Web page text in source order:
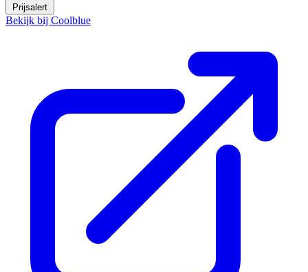
Prijsalert
Bekijk bij Coolblue